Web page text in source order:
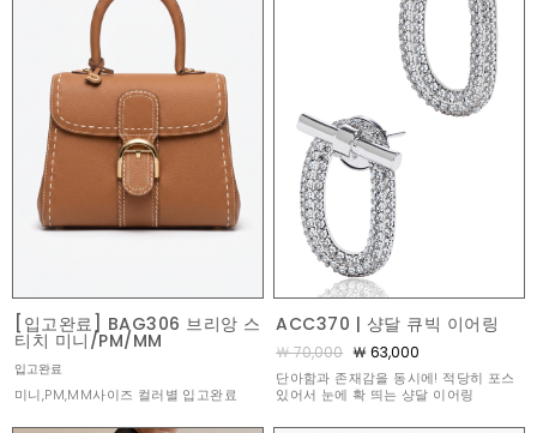
[입고완료] BAG306 브리앙 스
티치 미니/PM/MM
입고완료
미니,PM,MM사이즈 컬러별 입고완료
ACC370 | 샹달 큐빅 이어링
￦ 70,000 ￦ 63,000
단아함과 존재감을 동시에! 적당히 포스
있어서 눈에 확 띄는 샹달 이어링